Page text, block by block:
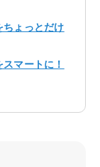
ょっとだけ
マートに！